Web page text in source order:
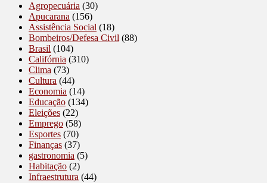
Agropecuária (30)
Apucarana (156)
Assistência Social (18)
Bombeiros/Defesa Civil (88)
Brasil (104)
Califórnia (310)
Clima (73)
Cultura (44)
Economia (14)
Educação (134)
Eleições (22)
Emprego (58)
Esportes (70)
Finanças (37)
gastronomia (5)
Habitação (2)
Infraestrutura (44)